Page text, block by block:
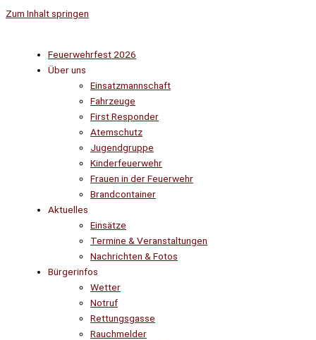
Zum Inhalt springen
Feuerwehrfest 2026
Über uns
Einsatzmannschaft
Fahrzeuge
First Responder
Atemschutz
Jugendgruppe
Kinderfeuerwehr
Frauen in der Feuerwehr
Brandcontainer
Aktuelles
Einsätze
Termine & Veranstaltungen
Nachrichten & Fotos
Bürgerinfos
Wetter
Notruf
Rettungsgasse
Rauchmelder